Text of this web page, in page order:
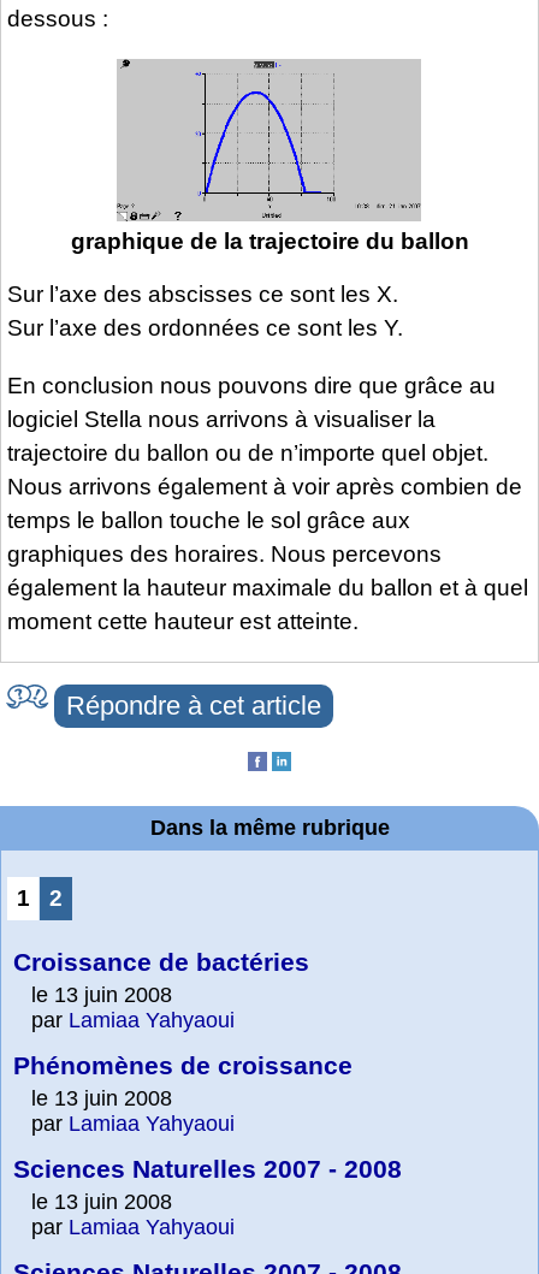
dessous :
graphique de la trajectoire du ballon
Sur l’axe des abscisses ce sont les X.
Sur l’axe des ordonnées ce sont les Y.
En conclusion nous pouvons dire que grâce au
logiciel Stella nous arrivons à visualiser la
trajectoire du ballon ou de n’importe quel objet.
Nous arrivons également à voir après combien de
temps le ballon touche le sol grâce aux
graphiques des horaires. Nous percevons
également la hauteur maximale du ballon et à quel
moment cette hauteur est atteinte.
Répondre à cet article
Dans la même rubrique
1 2
Croissance de bactéries
le 13 juin 2008
par Lamiaa Yahyaoui
Phénomènes de croissance
le 13 juin 2008
par Lamiaa Yahyaoui
Sciences Naturelles 2007 - 2008
le 13 juin 2008
par Lamiaa Yahyaoui